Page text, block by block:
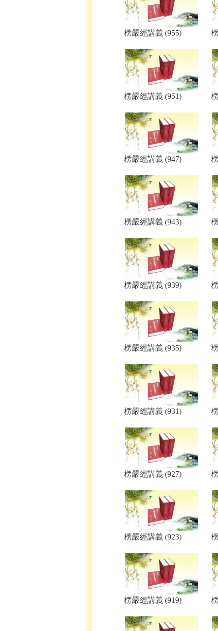
楞嚴經講義 (955)
楞嚴經講義 (951)
楞嚴經講義 (947)
楞嚴經講義 (943)
楞嚴經講義 (939)
楞嚴經講義 (935)
楞嚴經講義 (931)
楞嚴經講義 (927)
楞嚴經講義 (923)
楞嚴經講義 (919)